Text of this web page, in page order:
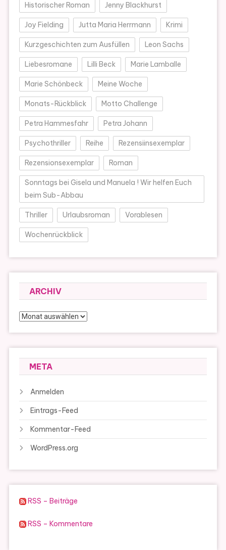
Historischer Roman Jenny Blackhurst
Joy Fielding Jutta Maria Herrmann Krimi
Kurzgeschichten zum Ausfüllen Leon Sachs
Liebesromane Lilli Beck Marie Lamballe
Marie Schönbeck Meine Woche
Monats-Rückblick Motto Challenge
Petra Hammesfahr Petra Johann
Psychothriller Reihe Rezensiinsexemplar
Rezensionsexemplar Roman
Sonntags bei Gisela und Manuela ! Wir helfen Euch
beim Sub-Abbau
Thriller Urlaubsroman Vorablesen
Wochenrückblick
ARCHIV
Archiv
META
Anmelden
Eintrags-Feed
Kommentar-Feed
WordPress.org
RSS – Beiträge
RSS – Kommentare